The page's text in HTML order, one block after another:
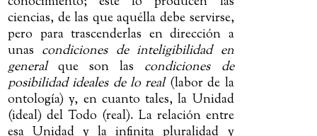
ciencias, de las que aquélla debe servirse,
pero para trascenderlas en dirección a
unas condiciones de inteligibilidad en
generalque son las condiciones de
posibilidad ideales de lo real(labor de la
ontología) y, en cuanto tales, la Unidad
(ideal) del Todo (real). La relación entre